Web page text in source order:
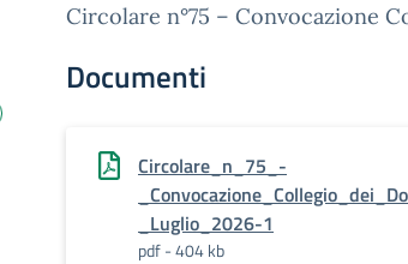
Circolare n°75 – Convocazione
Documenti
Circolare_n_75_-
_Luglio_2026-1
pdf - 404 kb